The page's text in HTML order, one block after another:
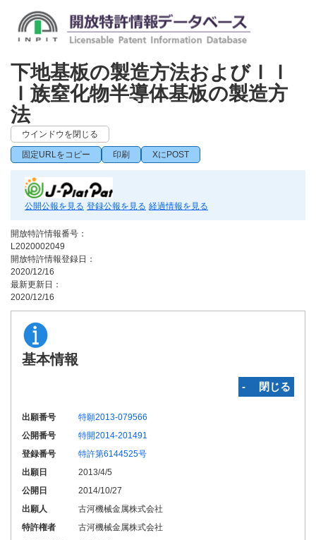
下地基板の製造方法およびＩＩ
Ｉ族窒化物半導体基板の製造方
法
ウインドウを閉じる
固定URLをコピー 印刷 XにPOST
公開公報を見る 登録公報を見る 経過情報を見る
開放特許情報番号：
L2020002049
開放特許情報登録日：
2020/12/16
最新更新日：
2020/12/16
基本情報
‐ 閉じる
出願番号
特願2013-079566
公開番号
特開2014-201491
登録番号
特許第6144525号
出願日
2013/4/5
公開日
2014/10/27
出願人
古河機械金属株式会社
特許権者
古河機械金属株式会社